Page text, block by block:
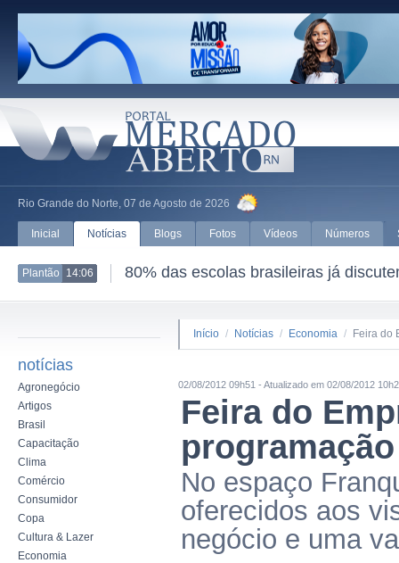
Rio Grande do Norte, 07 de Agosto de 2026
Inicial Notícias Blogs Fotos Vídeos Números
Plantão 14:06 80% das escolas brasileiras já
notícias
Agronegócio
Artigos
Brasil
Capacitação
Clima
Comércio
Consumidor
Copa
Cultura & Lazer
Economia
Início / Notícias / Economia / Feira do
02/08/2012 09h51 - Atualizado em 02/08/2012
Feira do
No espaço
oferecidos aos
negócio e uma